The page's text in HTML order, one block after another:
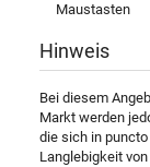
Maustasten
Hinweis
Bei diesem
Markt werden
die sich in
Langlebigkeit